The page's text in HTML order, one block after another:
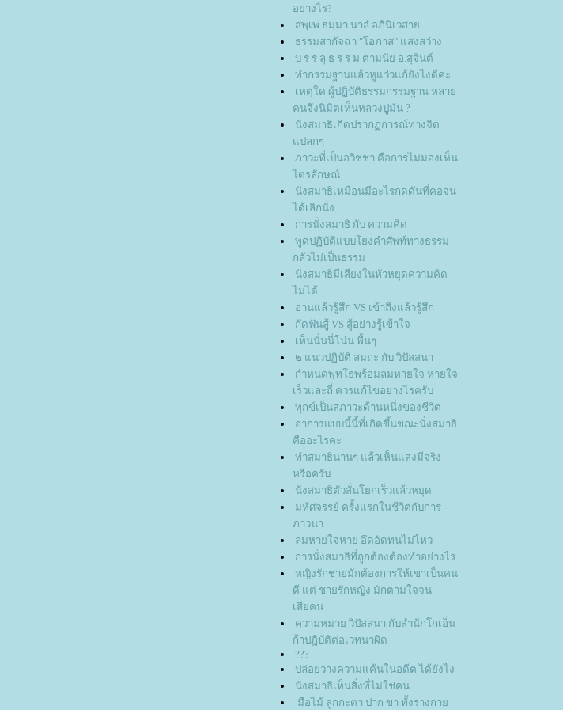
อย่างไร?
สพฺเพ ธมฺมา นาลํ อภินิเวสา
ธรรมสากัจฉา "โอภาส" แสงสว่าง
บ ร ร ลุ ธ ร ร ม ตามนัย อ.สุจินต์
ทำกรรมฐานแล้วหูแว่วแก้ยังไงดีคะ
เหตุใด ผู้ปฏิบัติธรรมกรรมฐาน หลา
คนจึงนิมิตเห็นหลวงปู่มั่น ?
นั่งสมาธิเกิดปรากฏการณ์ทางจิต
ปลกๆ
ภาวะที่เป็นอวิชชา คือการไม่มองเห็น
ไตรลักษณ์
นั่งสมาธิเหมือนมีอะไรกดดันที่คอจน
ได้เลิกนั่ง
การนั่งสมาธิ กับ ความคิด
พูดปฏิบัติแบบโยงคำศัพท์ทางธรรม
กลัวไม่เป็นธรรม
นั่งสมาธิมีเสียงในหัวหยุดความคิด
ไม่ได้
อ่านแล้วรู้สึก VS เข้าถึงแล้วรู้สึก
กัดฟันสู้ VS สู้อย่างรู้เข้าใจ
เห็นนั่นนี่โน่น พื้นๆ
๒ แนวปฏิบัติ สมถะ กับ วิปัสสนา
กำหนดพุทโธพร้อมลมหายใจ หายใจ
เร็วและถี่ ควรแก้ไขอย่างไรครับ
ทุกข์เป็นสภาวะด้านหนึ่งของชีวิต
อาการแบบนี้นี้ที่เกิดขึ้นขณะนั่งสมาธิ
คืออะไรคะ
ทำสมาธินานๆ แล้วเห็นแสงมีจริง
หรือครับ
นั่งสมาธิตัวสั่นโยกเร็วแล้วหยุด
มหัศจรรย์ ครั้งแรกในชีวิตกับการ
ภาวนา
ลมหายใจหาย อึดอัดทนไม่ไหว
การนั่งสมาธิที่ถูกต้องต้องทำอย่างไร
หญิงรักชายมักต้องการให้เขาเป็นคน
ดี แต่ ชายรักหญิง มักตามใจจน
เสียคน
ความหมาย วิปัสสนา กับสำนักโกเอ็น
ก้าปฏิบัติต่อเวทนาผิด
???
ปล่อยวางความแค้นในอดีต ได้ยังไง
นั่งสมาธิเห็นสิ่งที่ไม่ใช่คน
มือไม้ ลูกกะตา ปาก ขา ทั้งร่างกา